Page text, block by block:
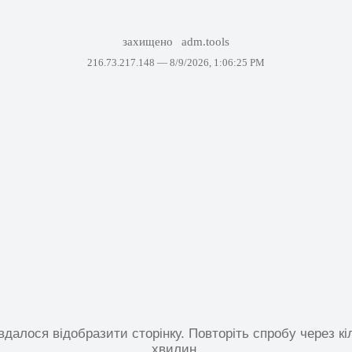
захищено adm.tools
216.73.217.148 — 8/9/2026, 1:06:25 PM
відобразити сторінку. Повторіть спробу через